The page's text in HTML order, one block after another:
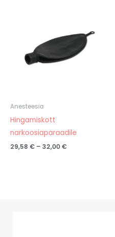
Anesteesia
Hingamiskott
narkoosiaparaadile
29,58 € – 32,00 €